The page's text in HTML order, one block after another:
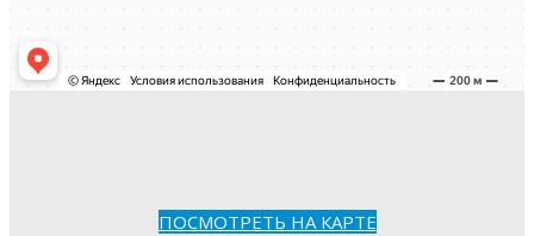
ПОСМОТРЕТЬ НА КАРТЕ